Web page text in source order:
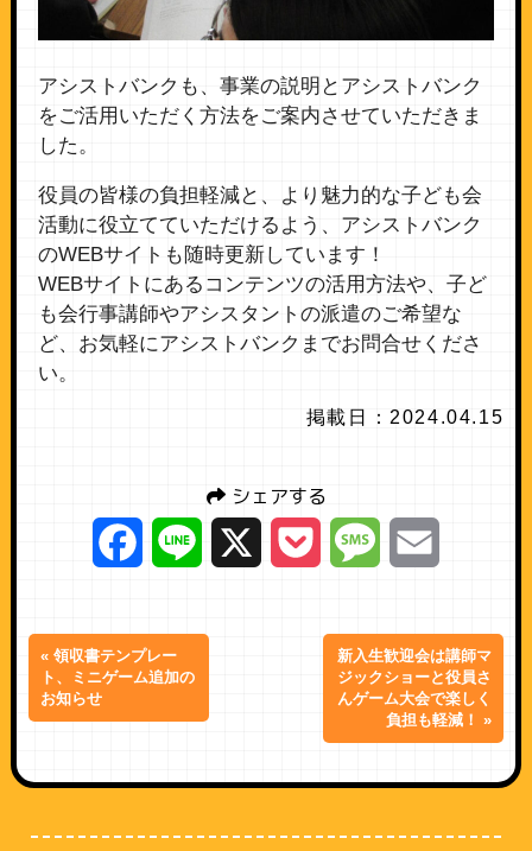
アシストバンクも、事業の説明とアシストバンク
をご活用いただく方法をご案内させていただきま
した。
役員の皆様の負担軽減と、より魅力的な子ども会
活動に役立てていただけるよう、アシストバンク
のWEBサイトも随時更新しています！
WEBサイトにあるコンテンツの活用方法や、子ど
も会行事講師やアシスタントの派遣のご希望な
ど、お気軽にアシストバンクまでお問合せくださ
い。
掲載日：2024.04.15
シェアする
Facebook
Line Pocket Message
« 領収書テンプレー
ト、ミニゲーム追加の
お知らせ
新入生歓迎会は講師マ
ジックショーと役員さ
んゲーム大会で楽しく
負担も軽減！ »